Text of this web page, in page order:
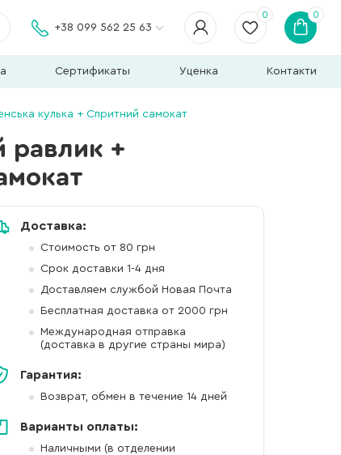
+38 099 562 25 63
0 0
Сертификаты Уценка Контакти
кулька + Спритний самокат
равлик +
Доставка:
Стоимость от 80 грн
Срок доставки 1-4 дня
Доставляем службой Новая Почта
Бесплатная доставка от 2000 грн
Международная отправка
(доставка в другие страны мира)
Гарантия:
Возврат, обмен в течение 14 дней
Варианты оплаты:
Наличными (в отделении